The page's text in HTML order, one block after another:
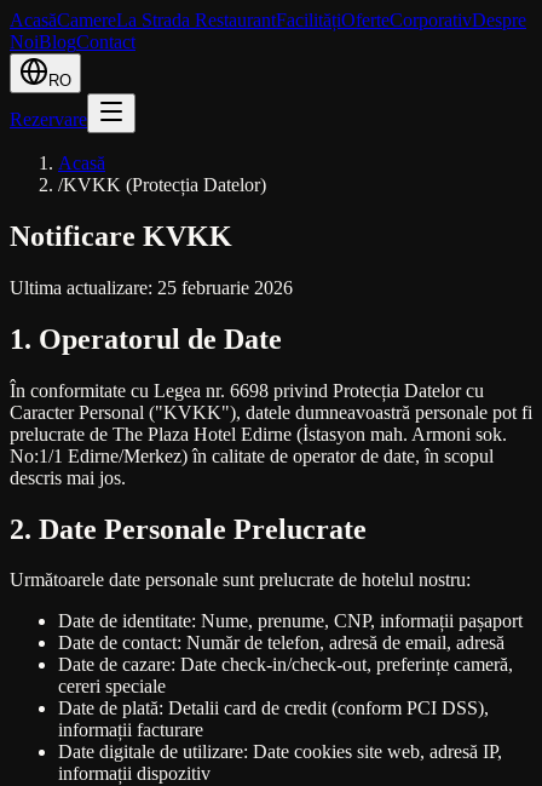
AcasăCamereLa Strada RestaurantFacilitățiOferteCorporativDespre
NoiBlogContact
RO
Rezervare
Acasă
/KVKK (Protecția Datelor)
Notificare KVKK
Ultima actualizare: 25 februarie 2026
1. Operatorul de Date
În conformitate cu Legea nr. 6698 privind Protecția Datelor cu
Caracter Personal ("KVKK"), datele dumneavoastră personale pot fi
prelucrate de The Plaza Hotel Edirne (İstasyon mah. Armoni sok.
No:1/1 Edirne/Merkez) în calitate de operator de date, în scopul
descris mai jos.
2. Date Personale Prelucrate
Următoarele date personale sunt prelucrate de hotelul nostru:
Date de identitate: Nume, prenume, CNP, informații pașaport
Date de contact: Număr de telefon, adresă de email, adresă
Date de cazare: Date check-in/check-out, preferințe cameră,
cereri speciale
Date de plată: Detalii card de credit (conform PCI DSS),
informații facturare
Date digitale de utilizare: Date cookies site web, adresă IP,
informații dispozitiv